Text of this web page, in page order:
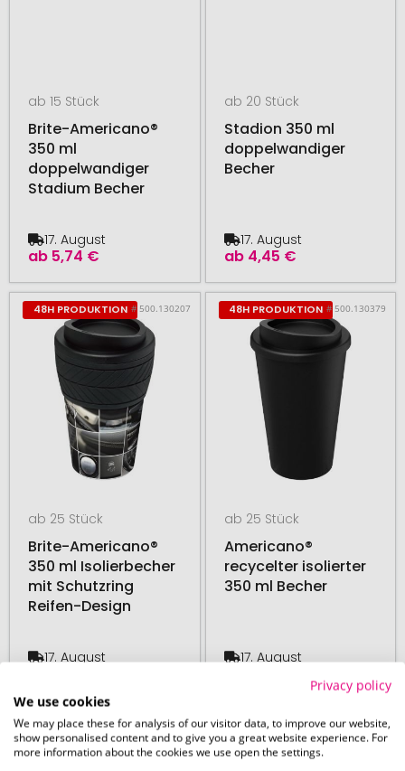
ab 15 Stück
Brite-Americano®
350 ml
doppelwandiger
Stadium Becher
ab 5,74 €
17. August
ab 20 Stück
Stadion 350 ml
doppelwandiger
Becher
ab 4,45 €
17. August
48H PRODUKTION # 500.130207
ab 25 Stück
Brite-Americano®
350 ml Isolierbecher
mit Schutzring
Reifen-Design
17. August
48H PRODUKTION # 500.130379
ab 25 Stück
Americano®
recycelter isolierter
350 ml Becher
17. August
48H PRODUKTION # 500.1305
BESTSELLER
48H PRODUKTION
# 500.130659
Privacy policy
We use cookies
We may place these for analysis of our visitor data, to improve our website,
show personalised content and to give you a great website experience. For
more information about the cookies we use open the settings.